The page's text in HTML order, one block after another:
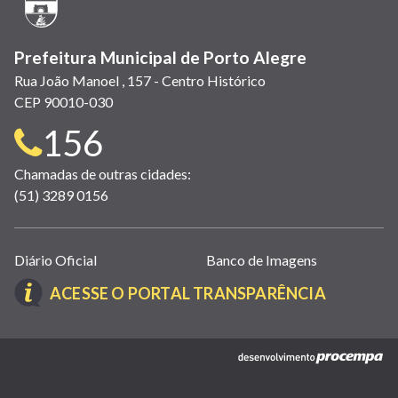
Prefeitura Municipal de Porto Alegre
Rua João Manoel , 157 - Centro Histórico
CEP 90010-030
Telefone
para
contato:
156
Chamadas de outras cidades:
(51) 3289 0156
Links
úteis
(abrem
nova
Diário Oficial Banco de Imagens
ACESSE O PORTAL TRANSPARÊNCIA(LINK
EM
NOVA